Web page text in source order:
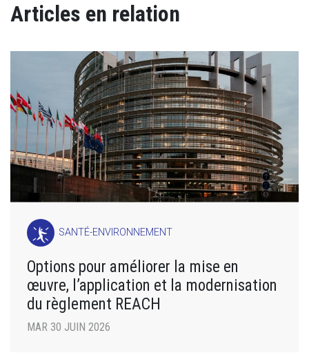
Articles en relation
SANTÉ-ENVIRONNEMENT
Options pour améliorer la mise en
œuvre, l’application et la modernisation
du règlement REACH
MAR 30 JUIN 2026